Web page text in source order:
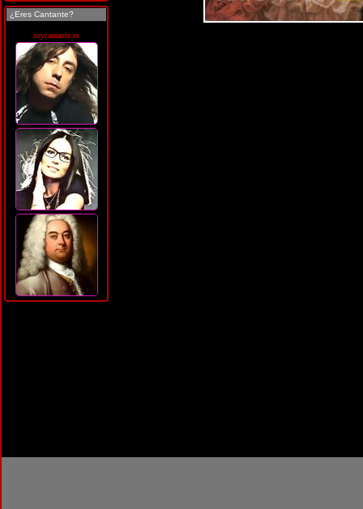
¿Eres Cantante?
soycantante.es